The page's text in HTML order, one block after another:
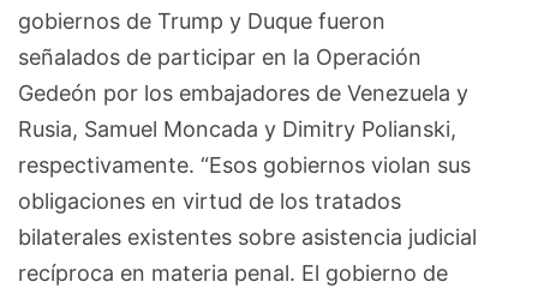
gobiernos de Trump y Duque fueron
señalados de participar en la Operación
Gedeón por los embajadores de Venezuela y
Rusia, Samuel Moncada y Dimitry Polianski,
respectivamente. “Esos gobiernos violan sus
obligaciones en virtud de los tratados
bilaterales existentes sobre asistencia judicial
recíproca en materia penal. El gobierno de